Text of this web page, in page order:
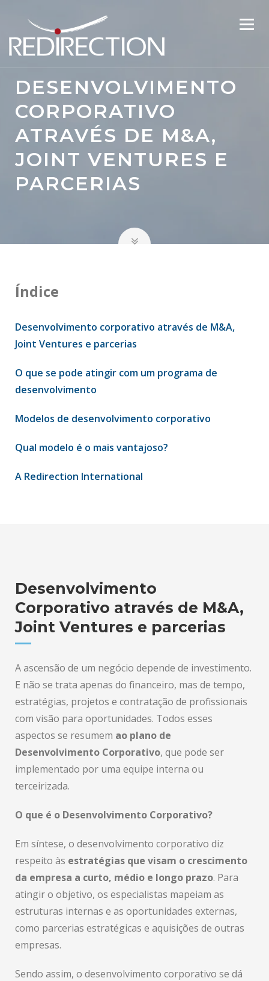
DESENVOLVIMENTO
CORPORATIVO
ATRAVÉS DE M&A,
JOINT VENTURES E
PARCERIAS
Índice
Desenvolvimento corporativo através de M&A,
Joint Ventures e parcerias
O que se pode atingir com um programa de
desenvolvimento
Modelos de desenvolvimento corporativo
Qual modelo é o mais vantajoso?
A Redirection International
Desenvolvimento
Corporativo através de M&A,
Joint Ventures e parcerias
A ascensão de um negócio depende de investimento.
E não se trata apenas do financeiro, mas de tempo,
estratégias, projetos e contratação de profissionais
com visão para oportunidades. Todos esses
aspectos se resumem ao plano de
Desenvolvimento Corporativo, que pode ser
implementado por uma equipe interna ou
terceirizada.
O que é o Desenvolvimento Corporativo?
Em síntese, o desenvolvimento corporativo diz
respeito às estratégias que visam o crescimento
da empresa a curto, médio e longo prazo. Para
atingir o objetivo, os especialistas mapeiam as
estruturas internas e as oportunidades externas,
como parcerias estratégicas e aquisições de outras
empresas.
Sendo assim, o desenvolvimento corporativo se dá